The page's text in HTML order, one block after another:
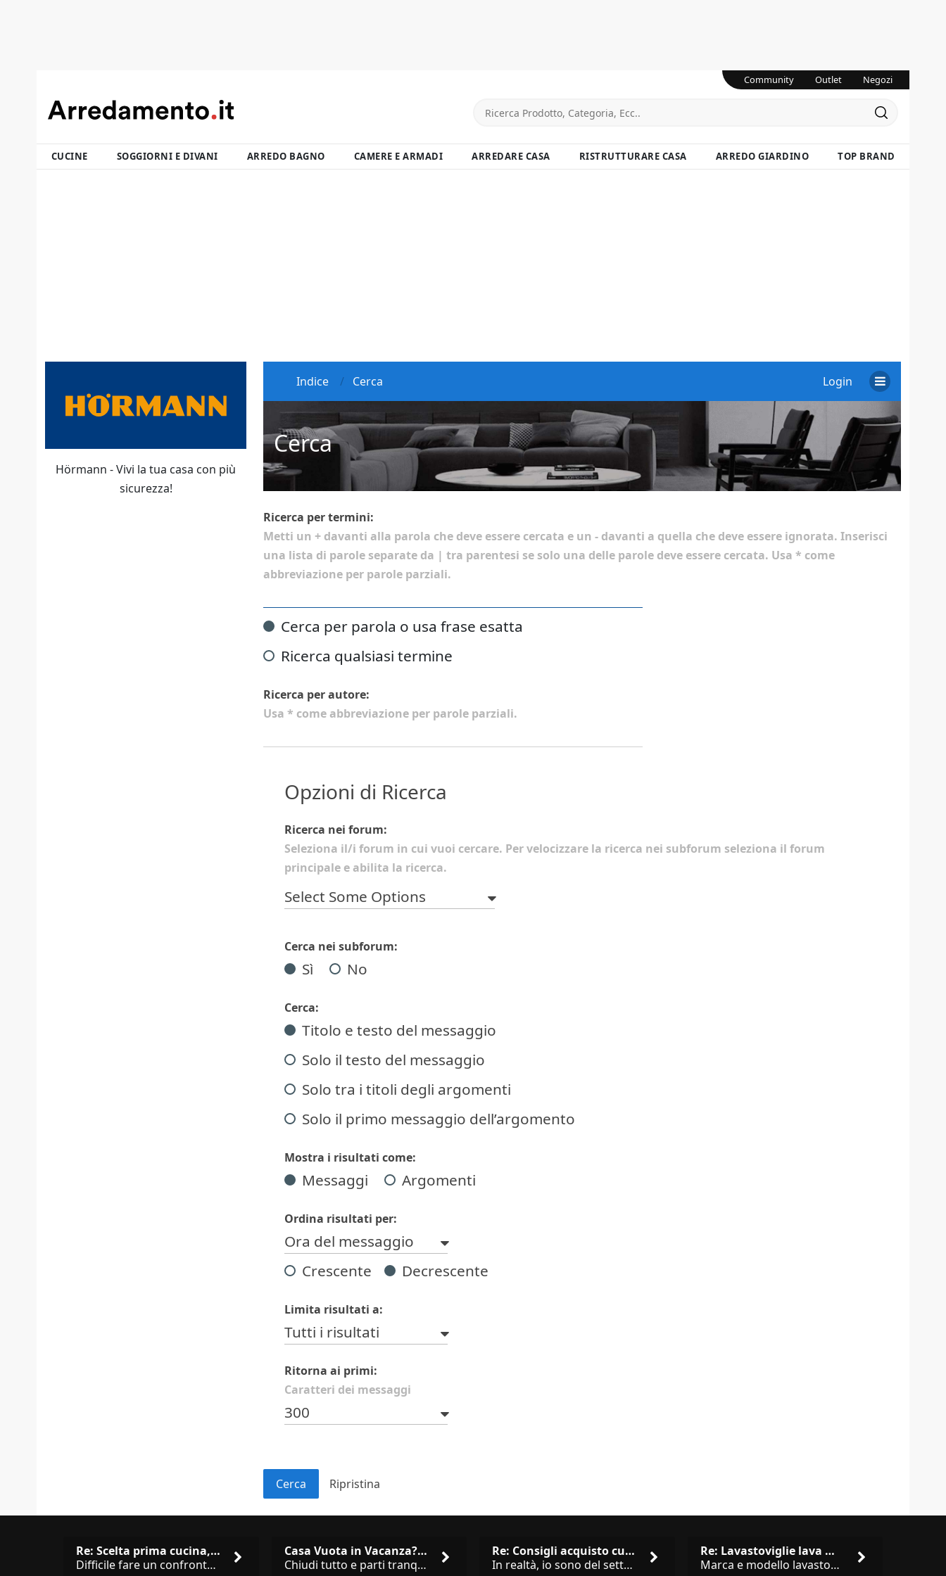
Community Outlet Negozi
CUCINE SOGGIORNI E DIVANI ARREDO BAGNO CAMERE E ARMADI ARREDARE CASA RISTRUTTURARE CASA ARREDO GIARDINO TOP BRAND
Login
Indice Cerca
Cerca
Ricerca per termini:
Metti un + davanti alla parola che deve essere cercata e un - davanti a quella che deve essere ignorata. Inserisci
una lista di parole separate da | tra parentesi se solo una delle parole deve essere cercata. Usa * come
abbreviazione per parole parziali.
Cerca per parola o usa frase esatta
Ricerca qualsiasi termine
Ricerca per autore:
Usa * come abbreviazione per parole parziali.
Opzioni di Ricerca
Ricerca nei forum:
Seleziona il/i forum in cui vuoi cercare. Per velocizzare la ricerca nei subforum seleziona il forum
principale e abilita la ricerca.
Cerca nei subforum:
Sì No
Cerca:
Titolo e testo del messaggio
Solo il testo del messaggio
Solo tra i titoli degli argomenti
Solo il primo messaggio dell’argomento
Mostra i risultati come:
Messaggi Argomenti
Ordina risultati per:
Ora del messaggio
Crescente
Decrescente
Limita risultati a:
Tutti i risultati
Ritorna ai primi:
Caratteri dei messaggi
300
Hörmann - Vivi la tua casa con più
sicurezza!
Re: Scelta prima cucina, Modu…
Difficile fare un confronto! Da Veneta hai aggiunto i pensili a tutta altezza e una colonna dispensa da 30, che da soli
Casa Vuota in Vacanza? I 3 Er…
Chiudi tutto e parti tranquillo? Sbagliato. Ci sono 3 comportamenti che dicono ai ladri &quot;sono via per due settimane
Re: Consigli acquisto cucina …
In realtà, io sono del settore e collaboro con vari negozi, ti possono dire che sono tutti brand abbastanza simili come
Re: Lavastoviglie lava male: …
Marca e modello lavastoviglie? Programma e Deterisvo utilizzato ? Decalcificatore è regolato in in base alla durezza